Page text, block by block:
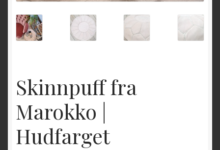
Skinnpuff fra
Marokko |
Hudfarget